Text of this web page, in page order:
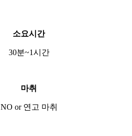
소요시간
30분~1시간
마취
NO or 연고 마취